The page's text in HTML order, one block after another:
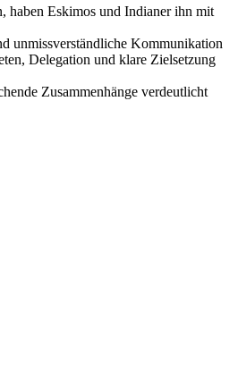
haben Eskimos und Indianer ihn mit
unmissverständliche Kommunikation
Delegation und klare Zielsetzung
Zusammenhänge verdeutlicht